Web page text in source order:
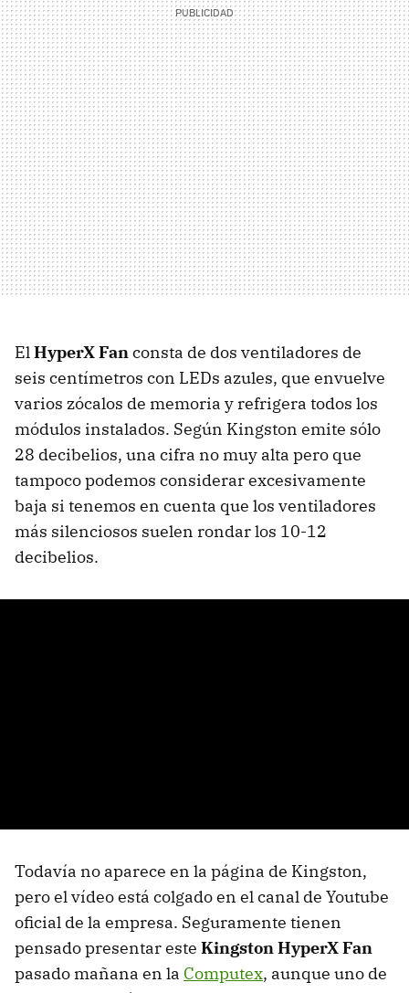
ElHyperX Fanconsta de dos ventiladores de
seis centímetros con LEDs azules, que envuelve
varios zócalos de memoria y refrigera todos los
módulos instalados. Según Kingston emite sólo
28 decibelios, una cifra no muy alta pero que
tampoco podemos considerar excesivamente
baja si tenemos en cuenta que los ventiladores
más silenciosos suelen rondar los 10-12
decibelios.
Todavía no aparece en la página de Kingston,
pero el vídeo está colgado en el canal de Youtube
oficial de la empresa. Seguramente tienen
pensado presentar este Kingston HyperX Fan
pasado mañana en la Computex, aunque uno de